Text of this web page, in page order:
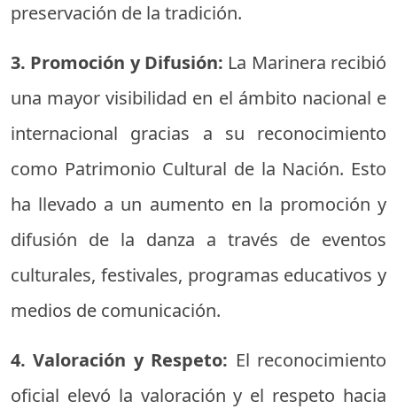
preservación de la tradición.
3. Promoción y Difusión: La Marinera recibió
una mayor visibilidad en el ámbito nacional e
internacional gracias a su reconocimiento
como Patrimonio Cultural de la Nación. Esto
ha llevado a un aumento en la promoción y
difusión de la danza a través de eventos
culturales, festivales, programas educativos y
medios de comunicación.
4. Valoración y Respeto: El reconocimiento
oficial elevó la valoración y el respeto hacia